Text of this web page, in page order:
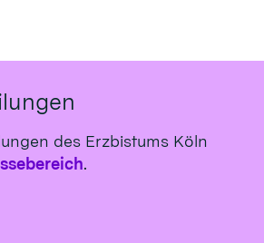
des Erzbistums Köln
.